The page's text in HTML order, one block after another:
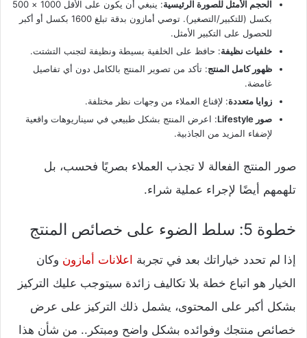
الحجم الأمثل للصورة الرئيسية
: ينبغي أن يكون على الأقل 1000 × 500
بكسل (للتكبير/التصغير). توصي أمازون بدقة تبلغ 1600 بكسل أو أكبر
للحصول على التكبير الأمثل.
خلفيات نظيفة: حافظ على الخلفية بسيطة ونظيفة لتجنب التشتت.
ظهور كامل المنتج: تأكد من تصوير المنتج بالكامل دون أي تفاصيل
غامضة.
زوايا متعددة: لإقناع العملاء من وجهات نظر مختلفة.
صور Lifestyle
: اعرض المنتج بشكل طبيعي في سيناريوهات واقعية
لإضفاء المزيد من الجاذبية.
صور المنتج الفعالة لا تجذب العملاء بصريًا فحسب، بل
تلهمهم أيضًا لإجراء عملية شراء.
خطوة 5: سلط الضوء على خصائص المنتج
إذا لم تحدد خياراتك بعد في تجربة اعلانات أمازون وكان
الخيار هو اتباع خطة بلا تكاليف زائدة سيتوجب عليك التركيز
بشكل أكبر على المحتوى، يشمل ذلك التركيز على عرض
خصائص منتجك وفوائده بشكل واضح ومبتكر.. من شأن هذا